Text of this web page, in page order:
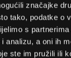
značajke
tako, podatke o
s
analizu, a oni ih
ste im pružili ili